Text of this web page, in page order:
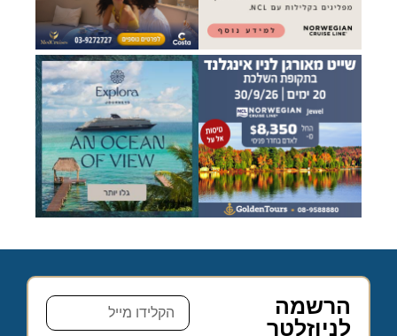
הרשמה
לניוזלטר